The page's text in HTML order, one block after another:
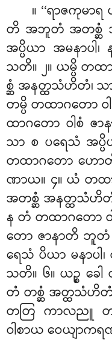
။ ‘‘ရာဇကုမ
တိ အဘူတံ အတစ္ဆံ
အပ္ပိယာ အမနာပ
သတိ။ ၂။ ယမ္ပိ တ
စ္ဆံ အနတ္ထသံဟိတံ၊ သ
တမ္ပိ တထာဂတော ဝ
ထာဂတော ဝါစံ ဇ
သာ စ ပရေသံ အပ္
တထာဂတော ဟော
ဏာယ။ ၄။ ယံ တထ
အတစ္ဆံ အနတ္ထသံဟိတံ
န တံ တထာဂတော
တော ဇာနာတိ ဘူတံ
ရေသံ ပိယာ မနာပါ
သတိ။ ၆။ ယဉ္စ ခေ
တံ တစ္ဆံ အတ္ထသံဟိတံ
တတြ ကာလညူ
ဝါစာယ ဝေယျာကရ